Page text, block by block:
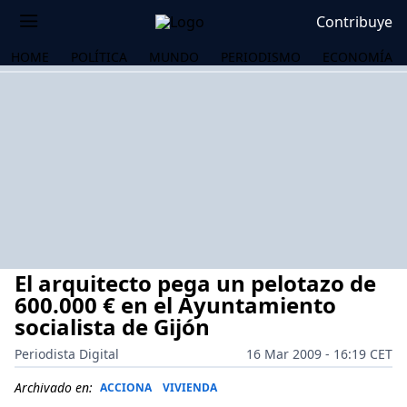
Contribuye
HOME POLÍTICA MUNDO PERIODISMO ECONOMÍA
El arquitecto pega un pelotazo de
600.000 € en el Ayuntamiento
socialista de Gijón
Periodista Digital
16 Mar 2009 - 16:19 CET
Archivado en: ACCIONA VIVIENDA